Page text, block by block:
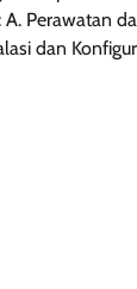
Perawatan
dan